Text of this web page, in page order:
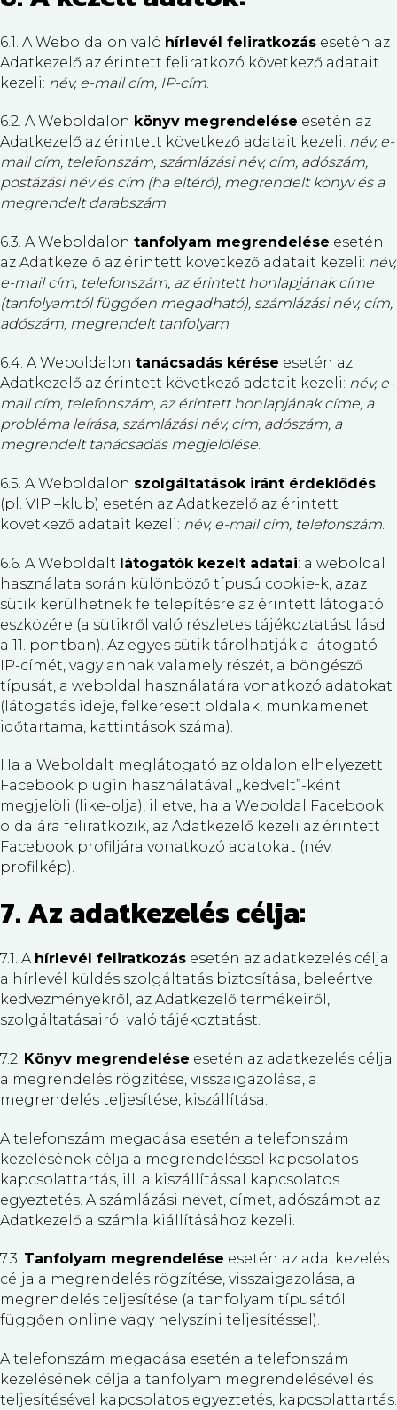
6.1. A Weboldalon való hírlevél feliratkozás esetén az
Adatkezelő az érintett feliratkozó következő adatait
kezeli: név, e-mail cím, IP-cím
6.2. A Weboldalon könyv megrendelése esetén az
Adatkezelő az érintett következő adatait kezeli: név, e-
mail cím, telefonszám, számlázási név, cím, adószám,
postázási név és cím (ha eltérő), megrendelt könyv és a
megrendelt darabszám.
6.3. A Weboldalon tanfolyam megrendelése esetén
az Adatkezelő az érintett következő adatait kezeli: név,
e-mail cím, telefonszám, az érintett honlapjának címe
(tanfolyamtól függően megadható), számlázási név, cím,
adószám, megrendelt tanfolyam.
6.4. A Weboldalon tanácsadás kérése esetén az
Adatkezelő az érintett következő adatait kezeli: név, e-
mail cím, telefonszám, az érintett honlapjának címe, a
probléma leírása, számlázási név, cím, adószám, a
megrendelt tanácsadás megjelölése.
6.5. A Weboldalon szolgáltatások iránt érdeklődés
(pl. VIP –klub) esetén az Adatkezelő az érintett
következő adatait kezeli: név, e-mail cím, telefonszám
6.6. A Weboldalt látogatók kezelt adatai: a weboldal
használata során különböző típusú cookie-k, azaz
sütik kerülhetnek feltelepítésre az érintett látogató
eszközére (a sütikről való részletes tájékoztatást lásd
a 11. pontban). Az egyes sütik tárolhatják a látogató
IP-címét, vagy annak valamely részét, a böngésző
típusát, a weboldal használatára vonatkozó adatokat
(látogatás ideje, felkeresett oldalak, munkamenet
időtartama, kattintások száma).
Ha a Weboldalt meglátogató az oldalon elhelyezett
Facebook plugin használatával „kedvelt”-ként
megjelöli (like-olja), illetve, ha a Weboldal Facebook
oldalára feliratkozik, az Adatkezelő kezeli az érintett
Facebook profiljára vonatkozó adatokat (név,
profilkép).
7. Az adatkezelés célja:
7.1. A hírlevél feliratkozás esetén az adatkezelés célja
a hírlevél küldés szolgáltatás biztosítása, beleértve
kedvezményekről, az Adatkezelő termékeiről,
szolgáltatásairól való tájékoztatást.
7.2. Könyv megrendelése esetén az adatkezelés célja
a megrendelés rögzítése, visszaigazolása, a
megrendelés teljesítése, kiszállítása.
A telefonszám megadása esetén a telefonszám
kezelésének célja a megrendeléssel kapcsolatos
kapcsolattartás, ill. a kiszállítással kapcsolatos
egyeztetés. A számlázási nevet, címet, adószámot az
Adatkezelő a számla kiállításához kezeli.
7.3. Tanfolyam megrendelése esetén az adatkezelés
célja a megrendelés rögzítése, visszaigazolása, a
megrendelés teljesítése (a tanfolyam típusától
függően online vagy helyszíni teljesítéssel).
A telefonszám megadása esetén a telefonszám
kezelésének célja a tanfolyam megrendelésével és
teljesítésével kapcsolatos egyeztetés, kapcsolattartás.